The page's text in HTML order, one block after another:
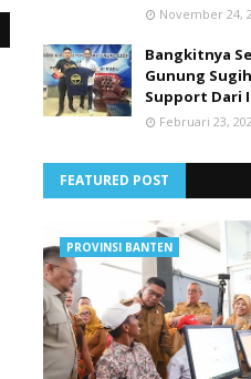
November 24,
Bangkitnya
Gunung
Support Dari
Februari 23,
FEATURED POST
PROVINSI BANTEN